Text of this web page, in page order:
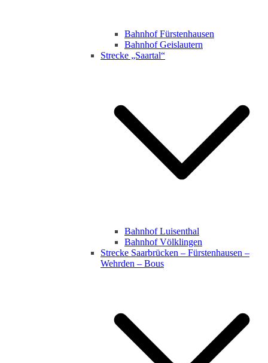
Bahnhof Fürstenhausen
Bahnhof Geislautern
Strecke „Saartal“
Bahnhof Luisenthal
Bahnhof Völklingen
Strecke Saarbrücken – Fürstenhausen –
Wehrden – Bous